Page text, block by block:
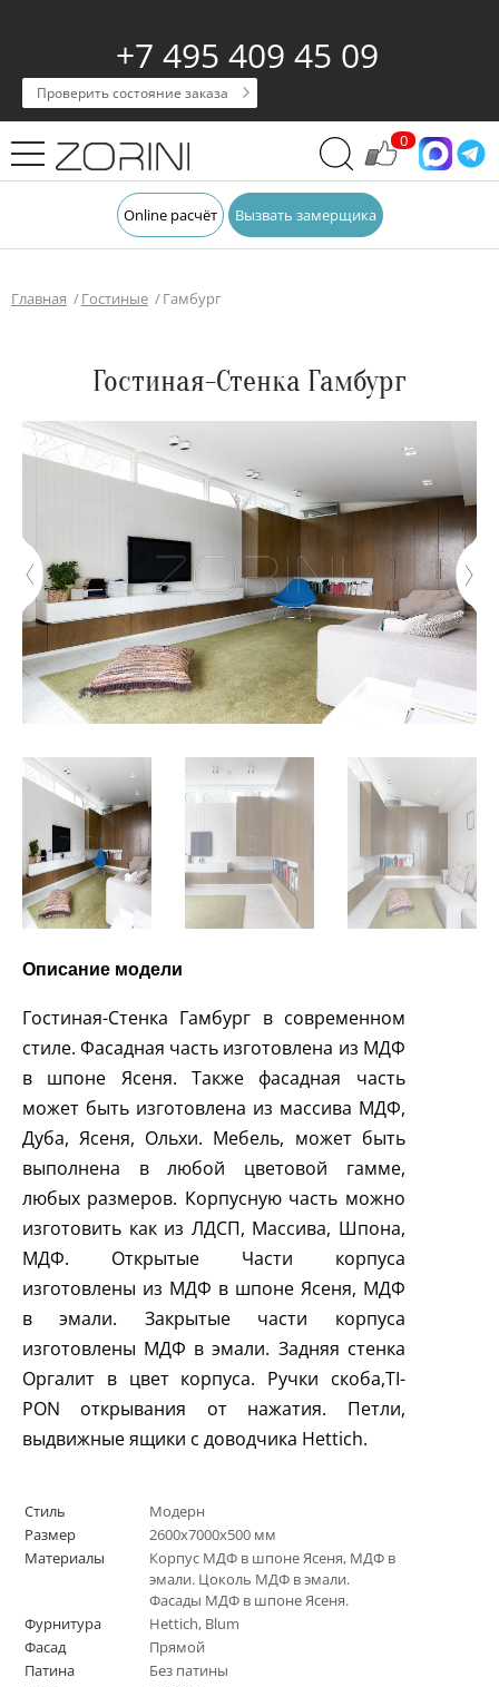
+7 495 409 45 09
Проверить состояние заказа
0
Online расчёт Вызвать замерщика
Главная Гостиные Гамбург
Гостиная-Стенка Гамбург
Описание модели
Гостиная-Стенка Гамбург в современном
стиле. Фасадная часть изготовлена из МДФ
в шпоне Ясеня. Также фасадная часть
может быть изготовлена из массива МДФ,
Дуба, Ясеня, Ольхи. Мебель, может быть
выполнена в любой цветовой гамме,
любых размеров. Корпусную часть можно
изготовить как из ЛДСП, Массива, Шпона,
МДФ. Открытые Части корпуса
изготовлены из МДФ в шпоне Ясеня, МДФ
в эмали. Закрытые части корпуса
изготовлены МДФ в эмали. Задняя стенка
Оргалит в цвет корпуса. Ручки скоба,TI-
PON
открывания от нажатия. Петли,
выдвижные ящики с доводчика Hettich.
Стиль
Модерн
Размер
2600х7000х500 мм
Материалы
Корпус МДФ в шпоне Ясеня, МДФ в
эмали. Цоколь МДФ в эмали.
Фасады МДФ в шпоне Ясеня.
Фурнитура
Hettich, Blum
Фасад
Прямой
Патина
Без патины